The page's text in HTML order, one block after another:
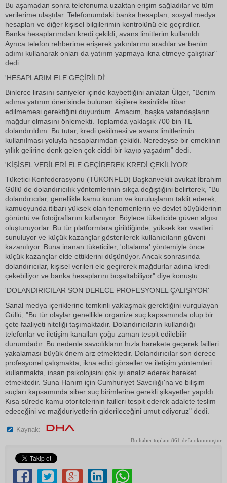
Bu aşamadan sonra telefonuma uzaktan erişim sağladılar ve tüm
verilerime ulaştılar. Telefonumdaki banka hesapları, sosyal medya
hesapları ve diğer kişisel bilgilerimin kontrolünü ele geçirdiler.
Banka hesaplarımdan kredi çekildi, avans limitlerim kullanıldı.
Ayrıca telefon rehberime erişerek yakınlarımı aradılar ve benim
adımı kullanarak onları da yatırım yapmaya ikna etmeye çalıştılar"
dedi.
'HESAPLARIM ELE GEÇİRİLDİ'
Binlerce lirasını saniyeler içinde kaybettiğini anlatan Ülger, "Benim
adıma yatırım önerisinde bulunan kişilere kesinlikle itibar
edilmemesi gerektiğini duyurdum. Amacım, başka vatandaşların
mağdur olmasını önlemekti. Toplamda yaklaşık 700 bin TL
dolandırıldım. Bu tutar, kredi çekilmesi ve avans limitlerimin
kullanılması yoluyla hesaplarımdan çekildi. Neredeyse bir emeklinin
yıllık gelirine denk gelen çok ciddi bir kayıp yaşadım" dedi.
'KİŞİSEL VERİLERİ ELE GEÇİREREK KREDİ ÇEKİLİYOR'
Tüketici Konfederasyonu (TÜKONFED) Başkanvekili avukat İbrahim
Güllü de dolandırıcılık yöntemlerinin sıkça değiştiğini belirterek, "Bu
dolandırıcılar, genellikle kamu kurum ve kuruluşlarını taklit ederek,
kamuoyunda itibarı yüksek olan fenomenlerin ve devlet büyüklerinin
görüntü ve fotoğraflarını kullanıyor. Böylece tüketicide güven algısı
oluşturuyorlar. Bu tür platformlara girildiğinde, yüksek kar vaatleri
sunuluyor ve küçük kazançlar gösterilerek kullanıcıların güveni
kazanılıyor. Buna inanan tüketiciler, 'oltalama' yöntemiyle önce
küçük kazançlar elde ettiklerini düşünüyor. Ancak sonrasında
dolandırıcılar, kişisel verileri ele geçirerek mağdurlar adına kredi
çekebiliyor ve banka hesaplarını boşaltabiliyor" diye konuştu.
'DOLANDIRICILAR SON DERECE PROFESYONEL ÇALIŞIYOR'
Sanal medya içeriklerine temkinli yaklaşmak gerektiğini vurgulayan
Güllü, "Bu tür olaylar genellikle organize suç kapsamında olup bir
çete faaliyeti niteliği taşımaktadır. Dolandırıcıların kullandığı
telefonlar ve iletişim kanalları çoğu zaman tespit edilebilir
durumdadır. Bu nedenle savcılıkların hızla harekete geçerek failleri
yakalaması büyük önem arz etmektedir. Dolandırıcılar son derece
profesyonel çalışmakta, ikna edici görseller ve iletişim yöntemleri
kullanmakta, insan psikolojisini çok iyi analiz ederek hareket
etmektedir. Suna Hanım için Cumhuriyet Savcılığı'na ve bilişim
suçları kapsamında siber suç birimlerine gerekli şikayetler yapıldı.
Kısa sürede kamu otoritelerinin failleri tespit ederek adalete teslim
edeceğini ve mağduriyetlerin giderileceğini umut ediyoruz" dedi.
Kaynak:
Bu haber toplam 861 defa okunmuştur